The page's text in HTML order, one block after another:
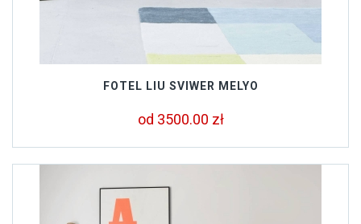
FOTEL LIU SVIWER MELYO
od 3500.00 zł